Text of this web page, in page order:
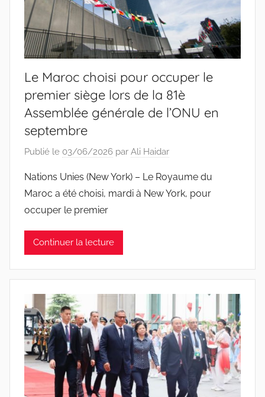
Le Maroc choisi pour occuper le
premier siège lors de la 81è
Assemblée générale de l’ONU en
septembre
Publié le 03/06/2026 par Ali Haidar
Nations Unies (New York) – Le Royaume du
Maroc a été choisi, mardi à New York, pour
occuper le premier
Continuer la lecture